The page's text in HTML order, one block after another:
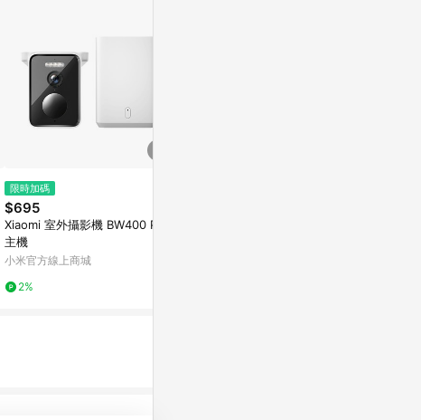
限時加碼
$695
Xiaomi 室外攝影機 BW400 Pro
主機
小米官方線上商城
2%